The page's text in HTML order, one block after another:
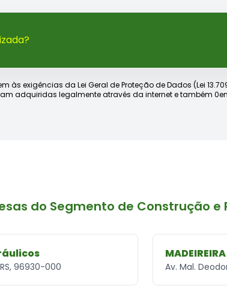
exigências da Lei Geral de Proteção de Dados (Lei
adquiridas legalmente através da internet e também
do Segmento de Construção e
96930-000 Av. Mal.